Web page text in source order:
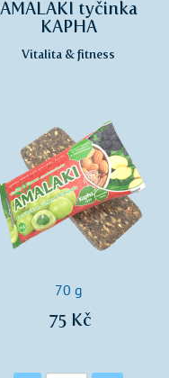
AMALAKI tyčinka
KAPHA
Vitalita & fitness
70 g
75 Kč